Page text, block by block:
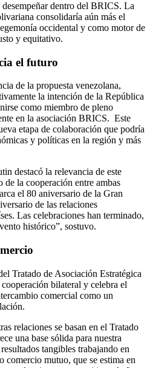
desempeñar dentro del BRICS. La
consolidaría aún más el
occidental y como motor de
y equitativo.
el futuro
de la propuesta venezolana,
la intención de la República
como miembro de pleno
en la asociación BRICS. Este
etapa de colaboración que podría
y políticas en la región y más
destacó la relevancia de este
la cooperación entre ambas
el 80 aniversario de la Gran
de las relaciones
Las celebraciones han terminado,
histórico”, sostuvo.
Tratado de Asociación Estratégica
bilateral y celebra el
comercial como un
relaciones se basan en el Tratado
una base sólida para nuestra
tangibles trabajando en
comercio mutuo, que se estima en